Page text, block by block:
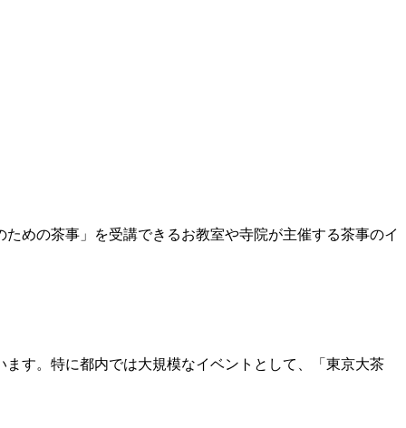
めの茶事」を受講できるお教室や寺院が主催する茶事のイ
す。特に都内では大規模なイベントとして、「東京大茶